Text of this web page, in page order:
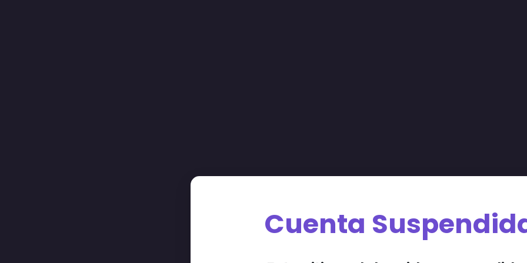
Cuenta